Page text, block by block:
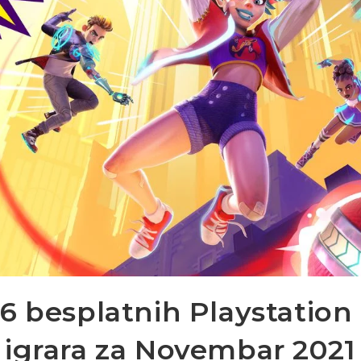
besplatnih Playstation
igrara za Novembar 2021